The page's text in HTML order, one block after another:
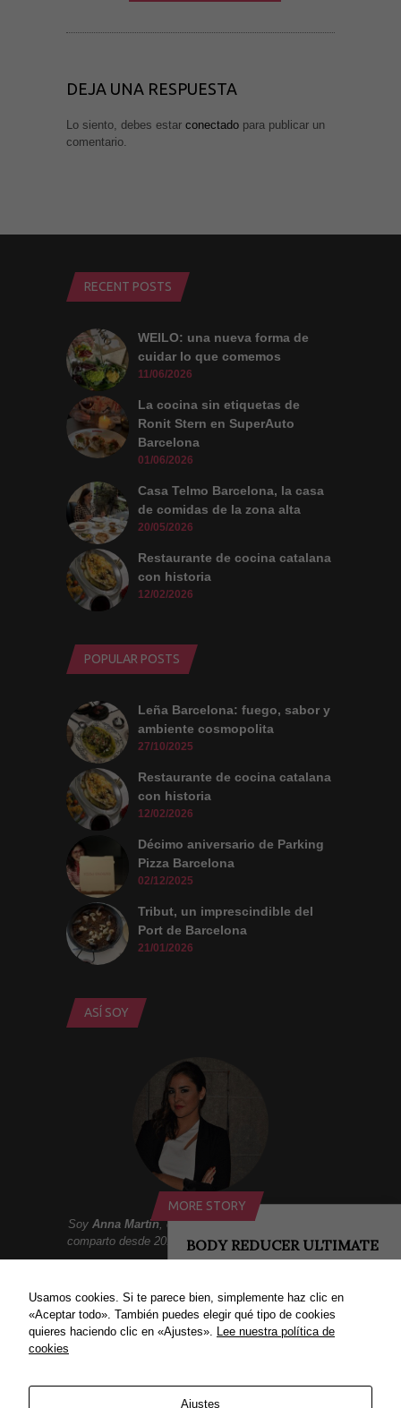
DEJA UNA RESPUESTA
Lo siento, debes estar conectado para publicar un
comentario.
MORE STORY
BODY REDUCER ULTIMATE
COMODYNES
¡SORTEO! Body Reducer Ultimate
Modelling Patches Comodynes
RECENT POSTS
WEILO: una nueva forma de
cuidar lo que comemos
11/06/2026
La cocina sin etiquetas de
Ronit Stern en SuperAuto
Barcelona
01/06/2026
Casa Telmo Barcelona, la casa
de comidas de la zona alta
20/05/2026
Restaurante de cocina catalana
con historia
12/02/2026
POPULAR POSTS
Leña Barcelona: fuego, sabor y
ambiente cosmopolita
27/10/2025
Restaurante de cocina catalana
con historia
12/02/2026
Décimo aniversario de Parking
Pizza Barcelona
02/12/2025
Tribut, un imprescindible del
Port de Barcelona
21/01/2026
ASÍ SOY
Soy Anna Martin, creadora deAddict Smile
comparto desde 2010 un lifestyle lleno de sonrisas:
Política de privacidad
Usamos cookies. Si te parece bien, simplemente haz clic en
«Aceptar todo». También puedes elegir qué tipo de cookies
quieres haciendo clic en «Ajustes». Lee nuestra política de
cookies
Ajustes